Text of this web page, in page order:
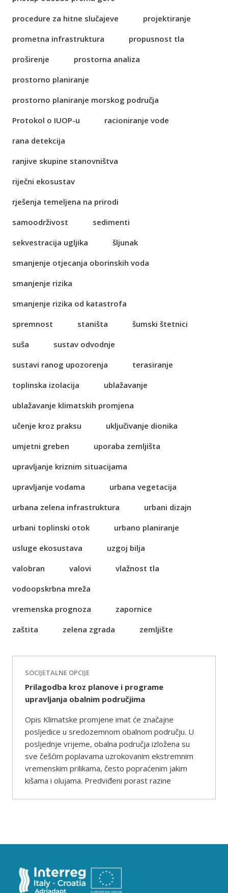
procedure za hitne slučajeve
projektiranje
prometna infrastruktura
propusnost tla
proširenje
prostorna analiza
prostorno planiranje
prostorno planiranje morskog područja
Protokol o IUOP-u
racioniranje vode
rana detekcija
ranjive skupine stanovništva
riječni ekosustav
rješenja temeljena na prirodi
samoodrživost
sedimenti
sekvestracija ugljika
šljunak
smanjenje otjecanja oborinskih voda
smanjenje rizika
smanjenje rizika od katastrofa
spremnost
staništa
šumski štetnici
suša
sustav odvodnje
sustavi ranog upozorenja
terasiranje
toplinska izolacija
ublažavanje
ublažavanje klimatskih promjena
učenje kroz praksu
uključivanje dionika
umjetni greben
uporaba zemljišta
upravljanje kriznim situacijama
upravljanje vodama
urbana vegetacija
urbana zelena infrastruktura
urbani dizajn
urbani toplinski otok
urbano planiranje
usluge ekosustava
uzgoj bilja
valobran
valovi
vlažnost tla
vodoopskrbna mreža
vremenska prognoza
zapornice
zaštita
zelena zgrada zemljište
SOCIJETALNE OPCIJE
Prilagodba kroz planove i programe
upravljanja obalnim područjima
Opis Klimatske promjene imat će značajne
posljedice u sredozemnom obalnom području. U
posljednje vrijeme, obalna područja izložena su
sve češćim poplavama uzrokovanim ekstremnim
vremenskim prilikama, često popraćenim jakim
kišama i olujama. Predviđeni porast razine